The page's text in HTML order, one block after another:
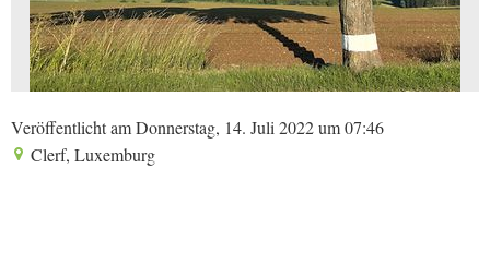
Veröffentlicht am Donnerstag, 14. Juli 2022 um 07:46
Clerf, Luxemburg